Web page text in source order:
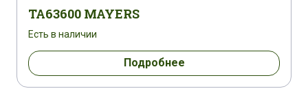
TA63600 MAYERS
Есть в наличии
Подробнее